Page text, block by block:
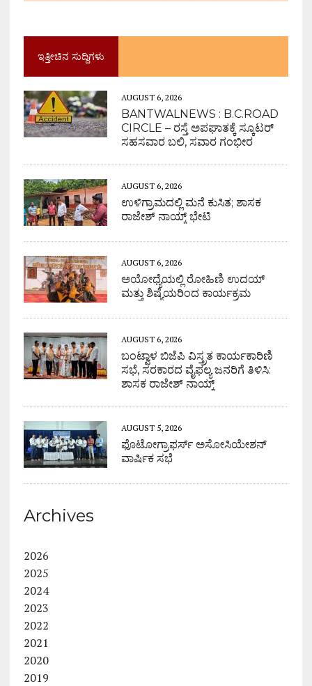
ಇತ್ತೀಚಿನ ಸುದ್ದಿಗಳು
AUGUST 6, 2026
BANTWALNEWS : B.C.ROAD
CIRCLE – ರಸ್ತೆ ಅಪಘಾತಕ್ಕೆ ಸ್ಕೂಟರ್
ಸಹಸವಾರ ಬಲಿ, ಸವಾರ ಗಂಭೀರ
AUGUST 6, 2026
ಉಳಿಗ್ರಾಮದಲ್ಲಿ ಮನೆ ಕುಸಿತ; ಶಾಸಕ
ರಾಜೇಶ್ ನಾಯ್ಕ್ ಭೇಟಿ
AUGUST 6, 2026
ಅಯೋಧ್ಯೆಯಲ್ಲಿ ರೋಹಿಣಿ ಉದಯ್
ಮತ್ತು ಶಿಷ್ಯೆಯರಿಂದ ಕಾರ್ಯಕ್ರಮ
AUGUST 6, 2026
ಬಂಟ್ವಾಳ ಬಿಜೆಪಿ ವಿಸ್ತ್ರತ ಕಾರ್ಯಕಾರಿಣಿ
ಸಭೆ, ಸರಕಾರದ ವೈಫಲ್ಯ ಜನರಿಗೆ ತಿಳಿಸಿ:
ಶಾಸಕ ರಾಜೇಶ್ ನಾಯ್ಕ್
AUGUST 5, 2026
ಫೊಟೋಗ್ರಾಫರ್ಸ್ ಅಸೋಸಿಯೇಶನ್
ವಾರ್ಷಿಕ ಸಭೆ
Archives
2026
2025
2024
2023
2022
2021
2020
2019